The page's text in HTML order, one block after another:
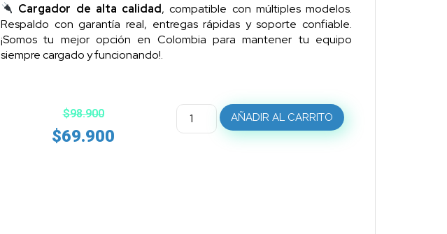
Cargador de alta calidad, compatible con múltiples modelos.
Respaldo con garantía real, entregas rápidas y soporte confiable.
¡Somos tu mejor opción en Colombia para mantener tu equipo
siempre cargado y funcionando!.
$98.900
$69.900
AÑADIR AL CARRITO